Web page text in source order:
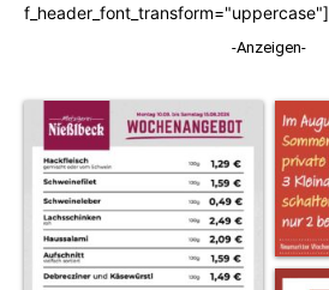
f_header_font_transform="uppercase"]
-Anzeigen-